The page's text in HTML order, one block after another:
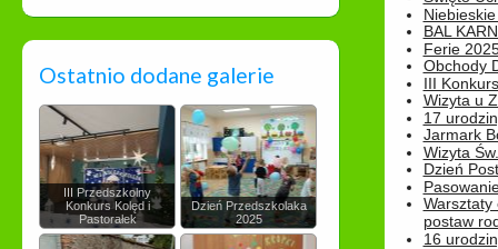
Ostatnio dodane galerie
III Przedszkolny
Konkurs Kolęd i
Pastorałek
Dzień Przedszkolaka
2025
BAL
Ferie
Obchody
III
Wizyta u
17
Jarmark
Wizyta
Dzień
Warsztaty
postaw
16